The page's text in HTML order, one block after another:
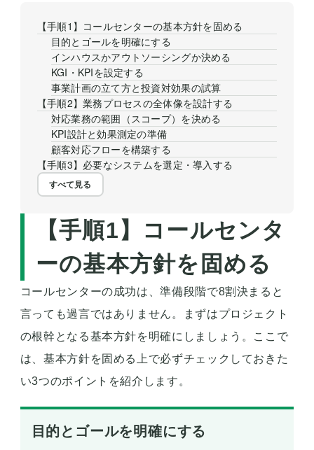
【手順1】コールセンターの基本方針を固める
目的とゴールを明確にする
インハウスかアウトソーシングか決める
KGI・KPIを設定する
事業計画の立て方と投資対効果の試算
【手順2】業務プロセスの全体像を設計する
対応業務の範囲（スコープ）を決める
KPI設計と効果測定の準備
顧客対応フローを構築する
【手順3】必要なシステムを選定・導入する
すべて見る
【手順1】コールセンタ
ーの基本方針を固める
コールセンターの成功は、準備段階で8割決まると
言っても過言ではありません。まずはプロジェクト
の根幹となる基本方針を明確にしましょう。ここで
は、基本方針を固める上で必ずチェックしておきた
い3つのポイントを紹介します。
目的とゴールを明確にする